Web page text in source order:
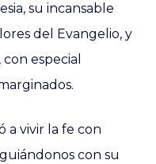
su incansable
del Evangelio, y
especial
a vivir la fe con
con su